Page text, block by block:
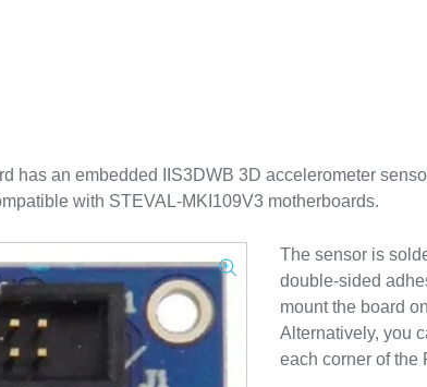
has an embedded IIS3DWB 3D accelerometer
with STEVAL-MKI109V3 motherboards.
The sensor is
double-sided
mount the board
Alternatively, you
each corner of the